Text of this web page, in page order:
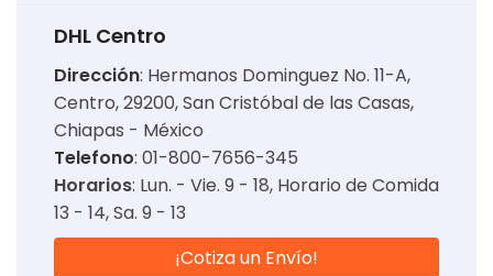
DHL Centro
Dirección: Hermanos Dominguez No. 11-A,
Centro, 29200, San Cristóbal de las Casas,
Chiapas - México
Telefono: 01-800-7656-345
Horarios: Lun. - Vie. 9 - 18 Horario de Comida
13 - 14 Sa. 9 - 13
¡Cotiza un Envío!